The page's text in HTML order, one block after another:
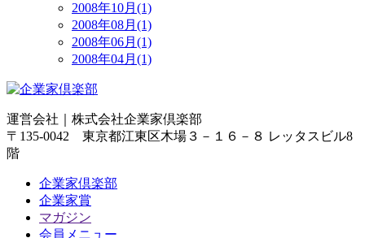
2008年10月(1)
2008年08月(1)
2008年06月(1)
2008年04月(1)
運営会社｜ 株式会社企業家倶楽部
〒135-0042 東京都江東区木場３－１６－８ レッタスビル8
階
企業家倶楽部
企業家賞
マガジン
会員メニュー